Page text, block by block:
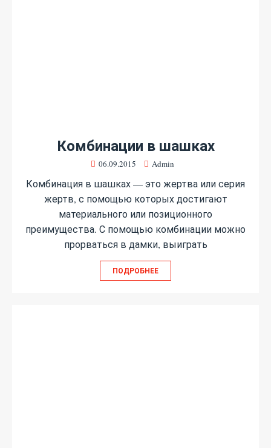
Комбинации в шашках
06.09.2015 Admin
Комбинация в шашках — это жертва или серия
жертв, с помощью которых достигают
материального или позиционного
преимущества. С помощью комбинации можно
прорваться в дамки, выиграть
ПОДРОБНЕЕ